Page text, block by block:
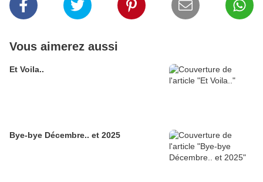
Vous aimerez aussi
Et Voila..
Bye-bye Décembre.. et 2025